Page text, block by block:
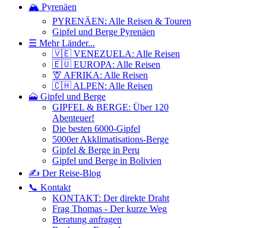
🏔️ Pyrenäen
PYRENÄEN: Alle Reisen & Touren
Gipfel und Berge Pyrenäen
☰ Mehr Länder...
🇻🇪 VENEZUELA: Alle Reisen
🇪🇺 EUROPA: Alle Reisen
🦒 AFRIKA: Alle Reisen
🇨🇭 ALPEN: Alle Reisen
🗻 Gipfel und Berge
GIPFEL & BERGE: Über 120
Abenteuer!
Die besten 6000-Gipfel
5000er Akklimatisations-Berge
Gipfel & Berge in Peru
Gipfel und Berge in Bolivien
✍️ Der Reise-Blog
📞 Kontakt
KONTAKT: Der direkte Draht
Frag Thomas - Der kurze Weg
Beratung anfragen